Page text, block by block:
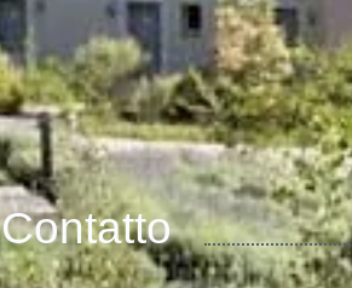
Contatto